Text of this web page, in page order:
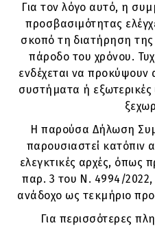
Για τον λόγο αυτό, η
προσβασιμότητας
σκοπό τη διατήρηση
πάροδο του χρόνου.
ενδέχεται να
συστήματα ή εξωτερικές
Η παρούσα Δήλωση
παρουσιαστεί κατόπιν
ελεγκτικές αρχές, όπως
παρ. 3 του Ν. 4994/
ανάδοχο ως τεκμήριο
Για περισσότερες